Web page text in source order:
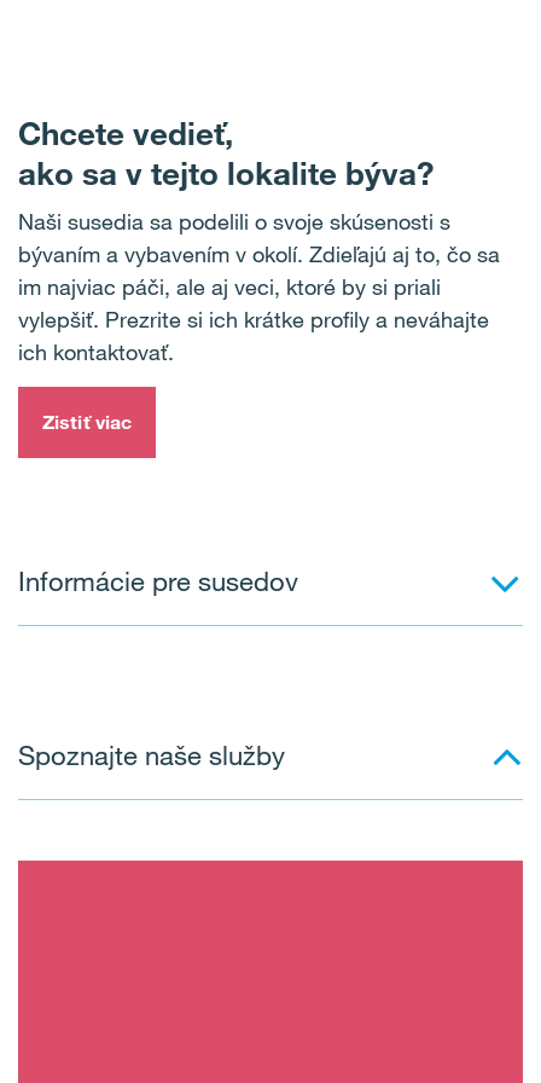
Chcete vedieť,
ako sa v tejto lokalite býva?
Naši susedia sa podelili o svoje skúsenosti s
bývaním a vybavením v okolí. Zdieľajú aj to, čo sa
im najviac páči, ale aj veci, ktoré by si priali
vylepšiť. Prezrite si ich krátke profily a neváhajte
ich kontaktovať.
Zistiť viac
Informácie pre susedov
Spoznajte naše služby